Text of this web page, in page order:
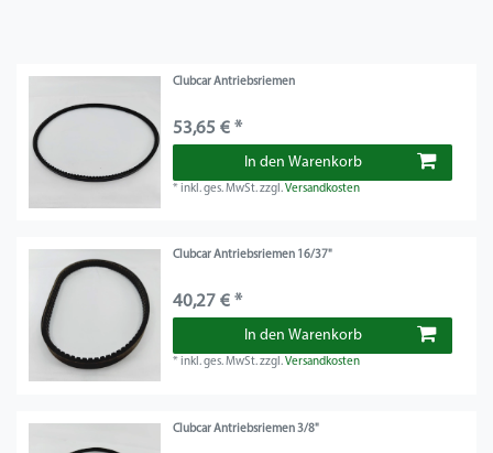
Clubcar Antriebsriemen
53,65 € *
In den Warenkorb
*inkl. ges. MwSt.zzgl.Versandkosten
Clubcar Antriebsriemen 16/37"
40,27 € *
In den Warenkorb
*inkl. ges. MwSt.zzgl.Versandkosten
Clubcar Antriebsriemen 3/8"